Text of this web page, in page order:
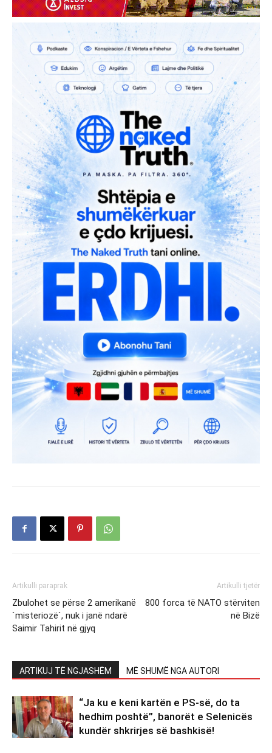
Artikulli paraprak
Zbulohet se përse 2 amerikanë
`misteriozë`, nuk i janë ndarë
Saimir Tahirit në gjyq
Artikulli tjetër
800 forca të NATO stërviten
në Bizë
ARTIKUJ TË NGJASHËM MË SHUMË NGA AUTORI
“Ja ku e keni kartën e PS-së, do ta
hedhim poshtë”, banorët e Selenicës
kundër shkrirjes së bashkisë!